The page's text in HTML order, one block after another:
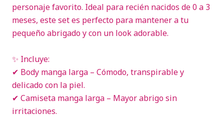
personaje favorito. Ideal para recién nacidos de 0 a 3
meses, este set es perfecto para mantener a tu
pequeño abrigado y con un look adorable.
✨ Incluye:
✔ Body manga larga – Cómodo, transpirable y
delicado con la piel.
✔ Camiseta manga larga – Mayor abrigo sin
irritaciones.